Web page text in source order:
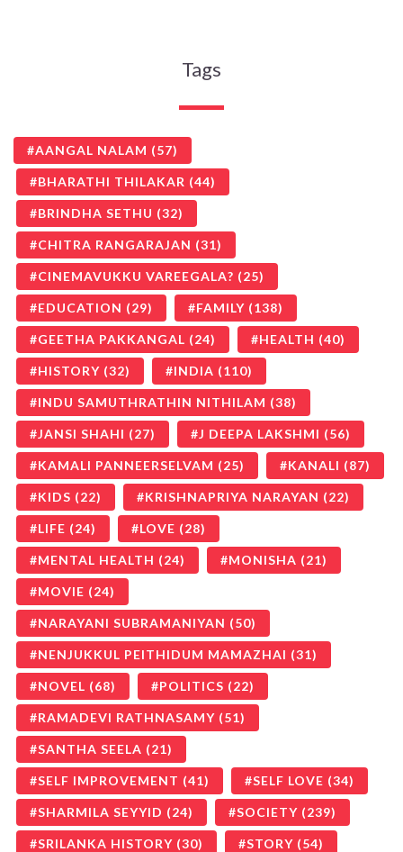
Tags
AANGAL NALAM (57)
BHARATHI THILAKAR (44)
BRINDHA SETHU (32)
CHITRA RANGARAJAN (31)
CINEMAVUKKU VAREEGALA? (25)
EDUCATION (29) FAMILY (138)
GEETHA PAKKANGAL (24) HEALTH (40)
HISTORY (32) INDIA (110)
INDU SAMUTHRATHIN NITHILAM (38)
JANSI SHAHI (27) J DEEPA LAKSHMI (56)
KAMALI PANNEERSELVAM (25) KANALI (87)
KIDS (22) KRISHNAPRIYA NARAYAN (22)
LIFE (24) LOVE (28)
MENTAL HEALTH (24) MONISHA (21)
MOVIE (24)
NARAYANI SUBRAMANIYAN (50)
NENJUKKUL PEITHIDUM MAMAZHAI (31)
NOVEL (68) POLITICS (22)
RAMADEVI RATHNASAMY (51)
SANTHA SEELA (21)
SELF IMPROVEMENT (41) SELF LOVE (34)
SHARMILA SEYYID (24) SOCIETY (239)
SRILANKA HISTORY (30) STORY (54)